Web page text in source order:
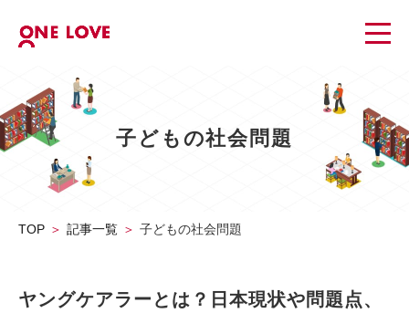
子どもの社会問題
TOP 記事一覧 子どもの社会問題
ヤングケアラーとは？日本現状や問題点、